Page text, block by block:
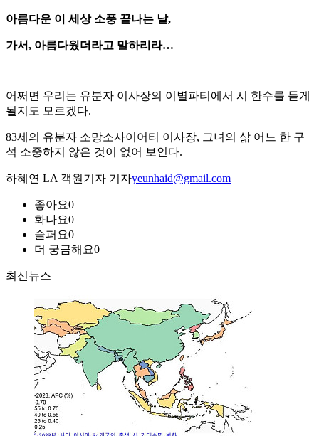
아름다운 이 세상 소풍 끝나는 날,
가서, 아름다웠더라고 말하리라…
어쩌면 우리는 유분자 이사장의 이별파티에서 시 한수를 듣게
될지도 모르겠다.
83세의 유분자 소망소사이어티 이사장, 그녀의 삶 어느 한 구
석 소중하지 않은 것이 없어 보인다.
하혜연 LA 객원기자 기자yeunhaid@gmail.com
좋아요0
화나요0
슬퍼요0
더 궁금해요0
최신뉴스